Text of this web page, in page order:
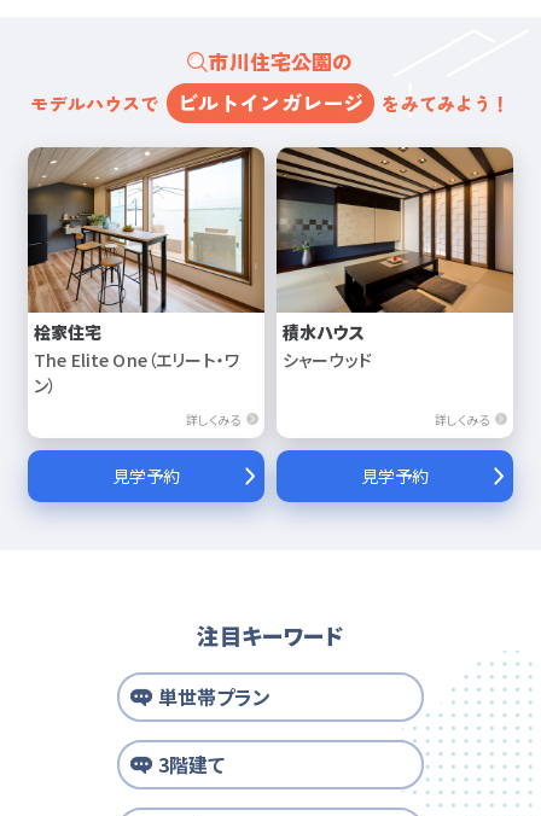
市川住宅公園の
モデルハウスで ビルトインガレージ をみてみよう！
桧家住宅
The Elite One（エリート・ワ
ン）
詳しくみる
見学予約
積水ハウス
シャーウッド
詳しくみる
見学予約
注目キーワード
単世帯プラン
3階建て